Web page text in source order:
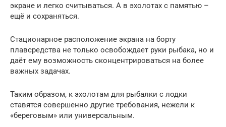
экране и легко считываться. А в эхолотах с памятью –
ещё и сохраняться.
Стационарное расположение экрана на борту
плавсредства не только освобождает руки рыбака, но и
даёт ему возможность сконцентрироваться на более
важных задачах.
Таким образом, к эхолотам для рыбалки с лодки
ставятся совершенно другие требования, нежели к
«береговым» или универсальным.